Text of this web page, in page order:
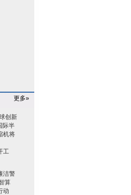
更多»
创新
际半
机将
工
洁警
算
动